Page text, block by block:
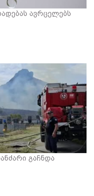
ავრცელებს
გაჩნდა